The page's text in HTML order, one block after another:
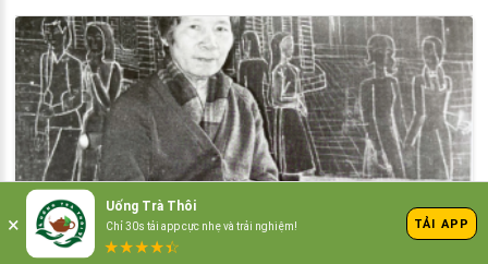
TẢI APP
×
Uống Trà Thôi
Chỉ 30s tải app cực nhẹ và trải nghiệm!
★★★★☆
★